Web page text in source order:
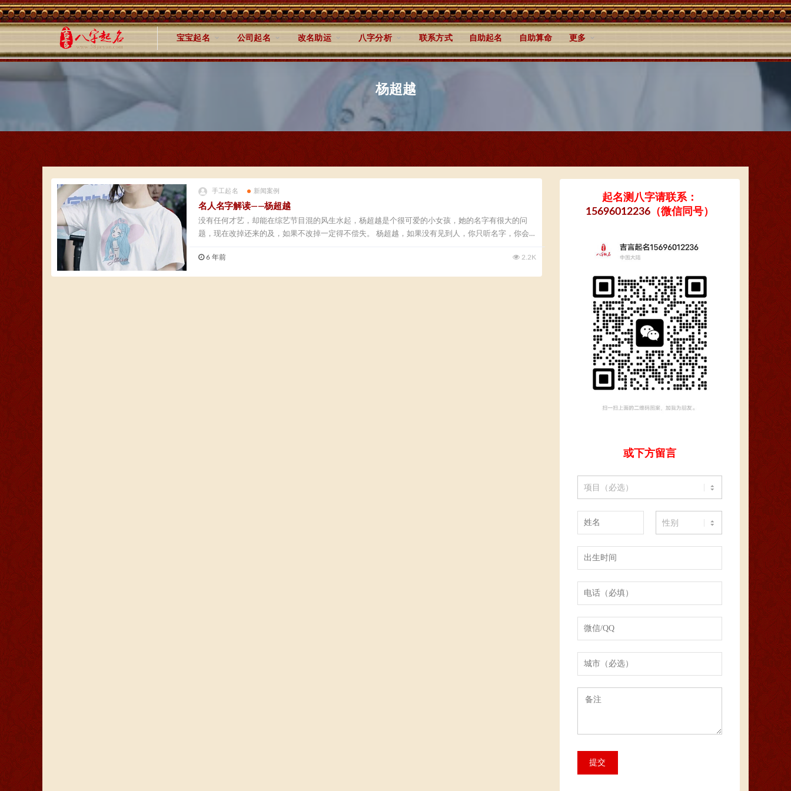
宝宝起名 公司起名 改名助运 八字分析 联系方式 自助起名 自助算命 更多
杨超越
手工起名 新闻案例
名人名字解读——杨超越
没有任何才艺，却能在综艺节目混的风生水起，杨超越是个很可爱的小女孩，她的名字有很大的问
题，现在改掉还来的及，如果不改掉一定得不偿失。 杨超越，如果没有见到人，你只听名字，你会
6 年前 2.2K
起名测八字请联系：
15696012236 （微信同号）
或下方留言